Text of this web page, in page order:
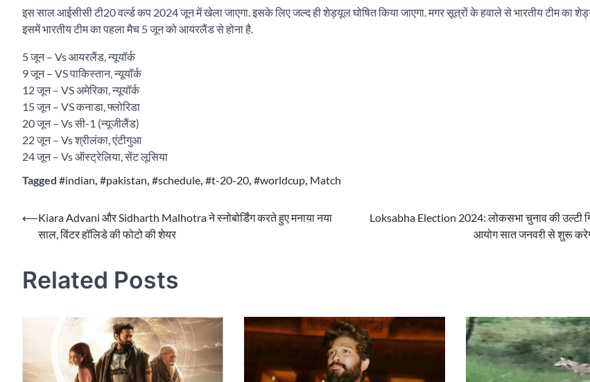
इस साल आईसीसी टी20 वर्ल्ड कप 2024 जून में खेला जाएगा. इसके लिए जल्द ही शेड्यूल घोषित किया जाएगा. मगर सूत्रों के हवाले से भारतीय टीम का
इसमें भारतीय टीम का पहला मैच 5 जून को आयरलैंड से होना है.
5 जून – Vs आयरलैंड, न्यूयॉर्क
9 जून – VS पाकिस्तान, न्यूयॉर्क
12 जून – VS अमेरिका, न्यूयॉर्क
15 जून – VS कनाडा, फ्लोरिडा
20 जून – Vs सी-1 (न्यूजीलैंड)
22 जून – Vs श्रीलंका, एंटीगुआ
24 जून – Vs ऑस्ट्रेलिया, सेंट लूसिया
Tagged #indian #pakistan #schedule #t-20-20 #worldcup Match
Post
navigation
⟵Kiara Advani और Sidharth Malhotra ने स्नोबोर्डिंग करते हुए मनाया नया
साल, विंटर हॉलिडे की फोटो की शेयर
Loksabha Election 2024: लोकसभा चुनाव की उल्टी
आयोग सात जनवरी से शुरू करेगा
Related Posts